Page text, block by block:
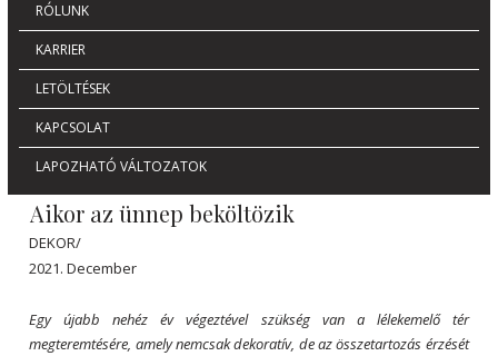
RÓLUNK
KARRIER
LETÖLTÉSEK
KAPCSOLAT
LAPOZHATÓ VÁLTOZATOK
Aikor az ünnep beköltözik
DEKOR/
2021. December
Egy újabb nehéz év végeztével szükség van a lélekemelő tér
megteremtésére, amely nemcsak dekoratív, de az összetartozás érzését